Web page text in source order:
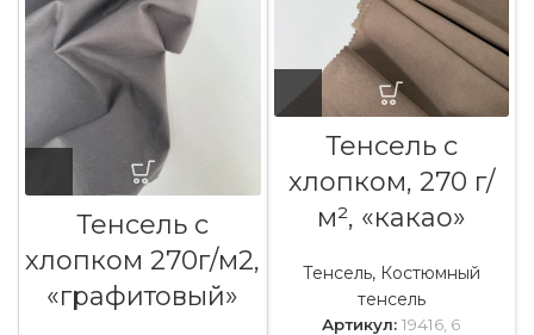
Тенсель с
хлопком 270г/м2,
«графитовый»
Тенсель с
хлопком, 270 г/
м², «какао»
Тенсель, Костюмный
тенсель
Артикул:19416, 6